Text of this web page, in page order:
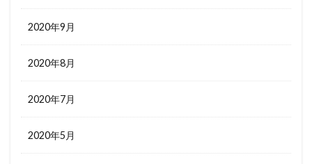
2020年9月
2020年8月
2020年7月
2020年5月